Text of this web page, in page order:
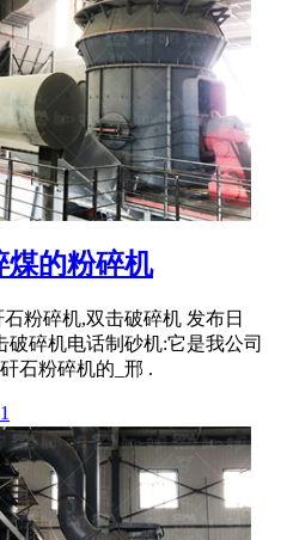
煤的粉碎机
粉碎机,双击破碎机 发布日
碎机电话制砂机:它是我公司
石粉碎机的_邢 .